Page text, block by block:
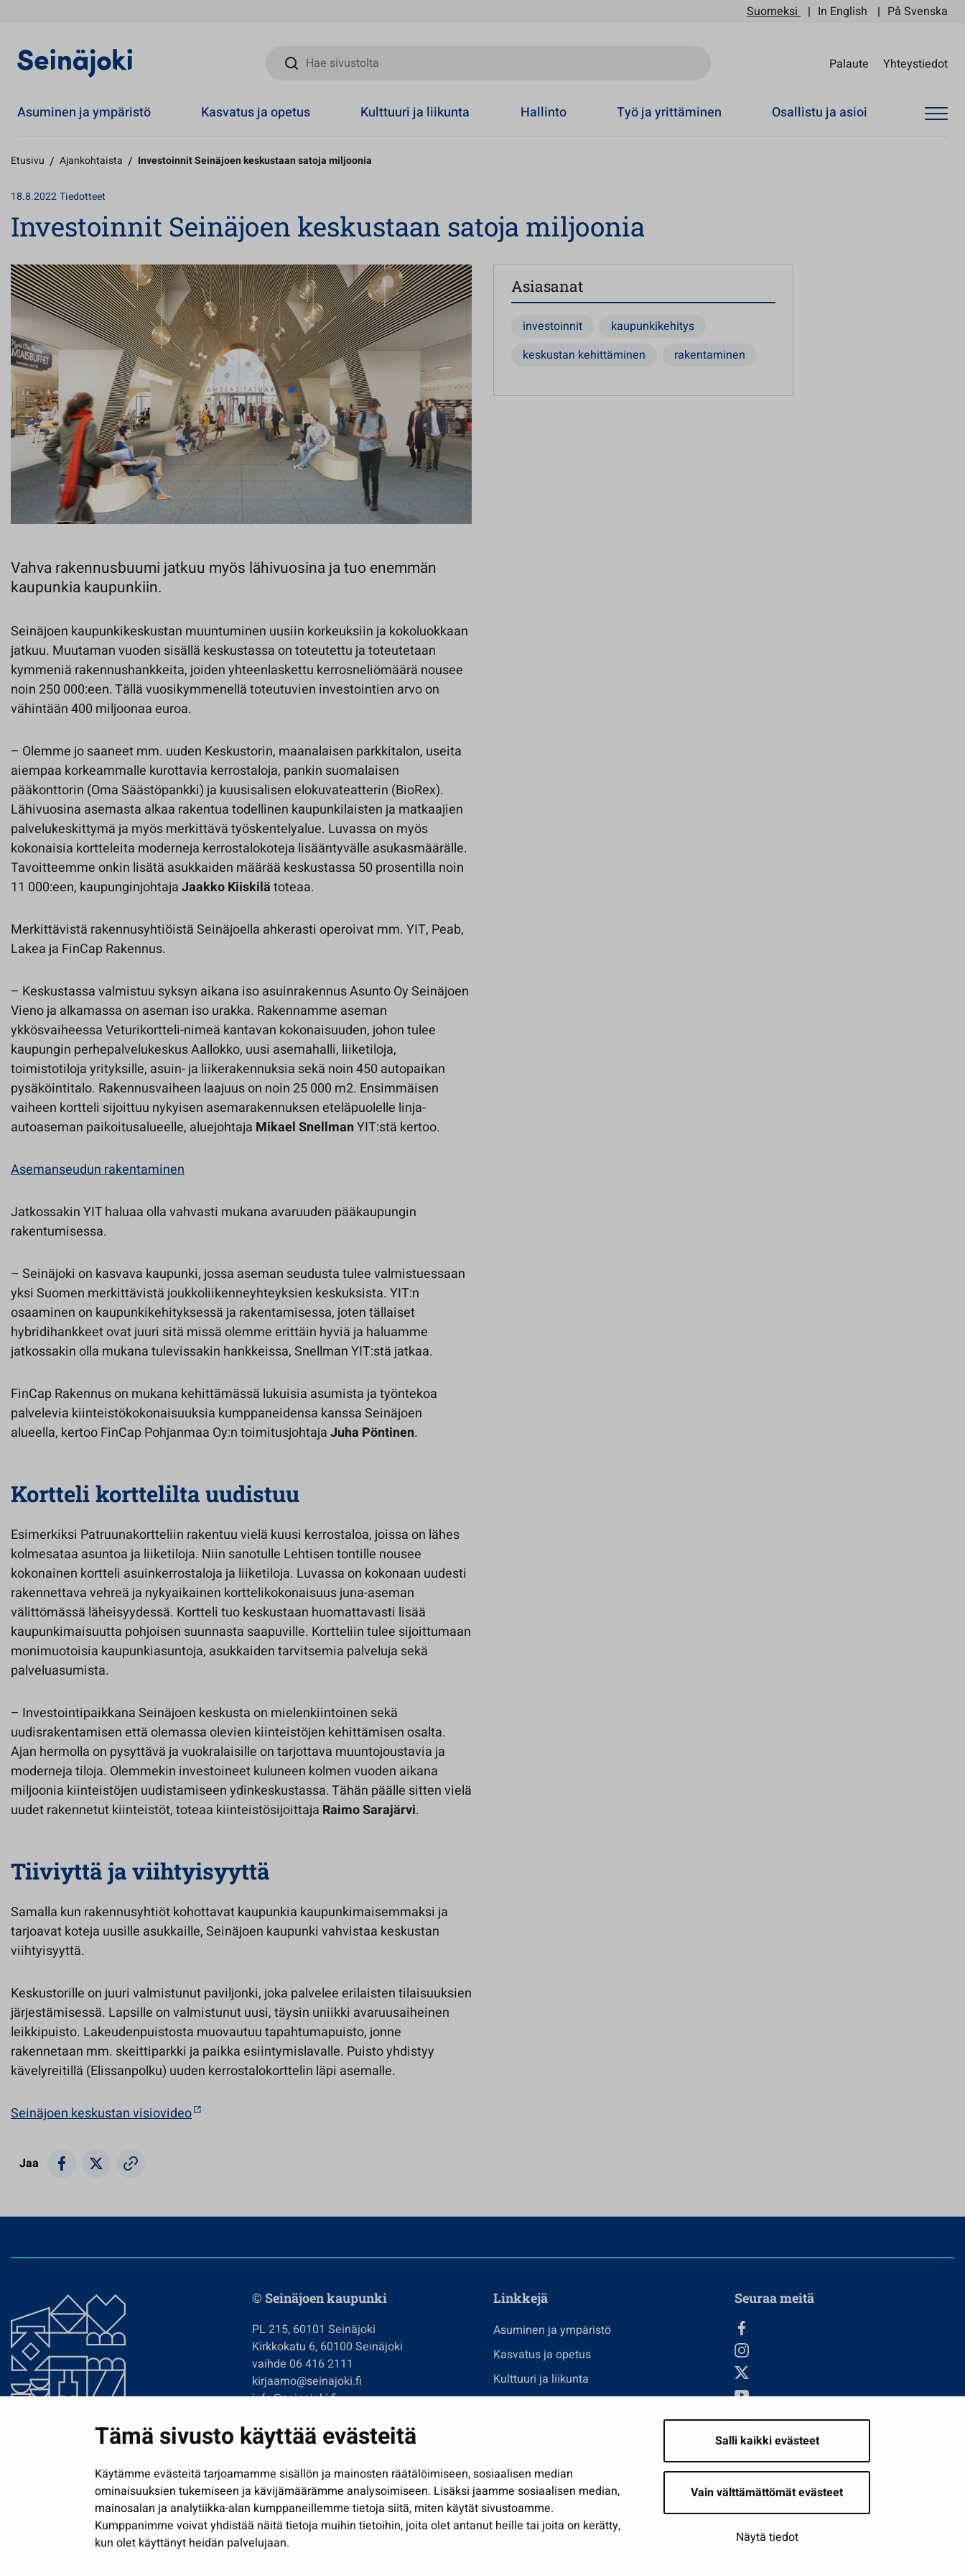
Tämä sivusto käyttää evästeitä
Käytämme evästeitä tarjoamamme sisällön ja mainosten räätälöimiseen, sosiaalisen median
ominaisuuksien tukemiseen ja kävijämäärämme analysoimiseen. Lisäksi jaamme sosiaalisen median,
mainosalan ja analytiikka-alan kumppaneillemme tietoja siitä, miten käytät sivustoamme.
Kumppanimme voivat yhdistää näitä tietoja muihin tietoihin, joita olet antanut heille tai joita on kerätty,
kun olet käyttänyt heidän palvelujaan.
Salli kaikki evästeet
Vain välttämättömät evästeet
Näytä tiedot
Suomeksi In English På Svenska
Hae sivustolta
Palaute Yhteystiedot
Asuminen ja ympäristö Kasvatus ja opetus Kulttuuri ja liikunta Hallinto Työ ja yrittäminen Osallistu ja asioi
Etusivu / Ajankohtaista / Investoinnit Seinäjoen keskustaan satoja miljoonia
18.8.2022Tiedotteet
Investoinnit Seinäjoen keskustaan satoja miljoonia
Vahva rakennusbuumi jatkuu myös lähivuosina ja tuo enemmän
kaupunkia kaupunkiin.
Seinäjoen kaupunkikeskustan muuntuminen uusiin korkeuksiin ja kokoluokkaan
jatkuu. Muutaman vuoden sisällä keskustassa on toteutettu ja toteutetaan
kymmeniä rakennushankkeita, joiden yhteenlaskettu kerrosneliömäärä nousee
noin 250 000:een. Tällä vuosikymmenellä toteutuvien investointien arvo on
vähintään 400 miljoonaa euroa.
– Olemme jo saaneet mm. uuden Keskustorin, maanalaisen parkkitalon, useita
aiempaa korkeammalle kurottavia kerrostaloja, pankin suomalaisen
pääkonttorin (Oma Säästöpankki) ja kuusisalisen elokuvateatterin (BioRex).
Lähivuosina asemasta alkaa rakentua todellinen kaupunkilaisten ja matkaajien
palvelukeskittymä ja myös merkittävä työskentelyalue. Luvassa on myös
kokonaisia kortteleita moderneja kerrostalokoteja lisääntyvälle asukasmäärälle.
Tavoitteemme onkin lisätä asukkaiden määrää keskustassa 50 prosentilla noin
11 000:een, kaupunginjohtajaJaakko Kiiskilätoteaa.
Merkittävistä rakennusyhtiöistä Seinäjoella ahkerasti operoivat mm. YIT, Peab,
Lakea ja FinCap Rakennus.
– Keskustassa valmistuu syksyn aikana iso asuinrakennus Asunto Oy Seinäjoen
Vieno ja alkamassa on aseman iso urakka. Rakennamme aseman
ykkösvaiheessa Veturikortteli-nimeä kantavan kokonaisuuden, johon tulee
kaupungin perhepalvelukeskus Aallokko, uusi asemahalli, liiketiloja,
toimistotiloja yrityksille, asuin- ja liikerakennuksia sekä noin 450 autopaikan
pysäköintitalo. Rakennusvaiheen laajuus on noin 25 000 m2. Ensimmäisen
vaiheen kortteli sijoittuu nykyisen asemarakennuksen eteläpuolelle linja-
autoaseman paikoitusalueelle, aluejohtaja Mikael SnellmanYIT:stä kertoo.
Asemanseudun rakentaminen
Jatkossakin YIT haluaa olla vahvasti mukana avaruuden pääkaupungin
rakentumisessa.
– Seinäjoki on kasvava kaupunki, jossa aseman seudusta tulee valmistuessaan
yksi Suomen merkittävistä joukkoliikenneyhteyksien keskuksista. YIT:n
osaaminen on kaupunkikehityksessä ja rakentamisessa, joten tällaiset
hybridihankkeet ovat juuri sitä missä olemme erittäin hyviä ja haluamme
jatkossakin olla mukana tulevissakin hankkeissa, Snellman YIT:stä jatkaa.
FinCap Rakennus on mukana kehittämässä lukuisia asumista ja työntekoa
palvelevia kiinteistökokonaisuuksia kumppaneidensa kanssa Seinäjoen
alueella, kertoo FinCap Pohjanmaa Oy:n toimitusjohtajaJuha Pöntinen.
Kortteli korttelilta uudistuu
Esimerkiksi Patruunakortteliin rakentuu vielä kuusi kerrostaloa, joissa on lähes
kolmesataa asuntoa ja liiketiloja. Niin sanotulle Lehtisen tontille nousee
kokonainen kortteli asuinkerrostaloja ja liiketiloja. Luvassa on kokonaan uudesti
rakennettava vehreä ja nykyaikainen korttelikokonaisuus juna-aseman
välittömässä läheisyydessä. Kortteli tuo keskustaan huomattavasti lisää
kaupunkimaisuutta pohjoisen suunnasta saapuville. Kortteliin tulee sijoittumaan
monimuotoisia kaupunkiasuntoja, asukkaiden tarvitsemia palveluja sekä
palveluasumista.
– Investointipaikkana Seinäjoen keskusta on mielenkiintoinen sekä
uudisrakentamisen että olemassa olevien kiinteistöjen kehittämisen osalta.
Ajan hermolla on pysyttävä ja vuokralaisille on tarjottava muuntojoustavia ja
moderneja tiloja. Olemmekin investoineet kuluneen kolmen vuoden aikana
miljoonia kiinteistöjen uudistamiseen ydinkeskustassa. Tähän päälle sitten vielä
uudet rakennetut kiinteistöt, toteaa kiinteistösijoittaja Raimo Sarajärvi.
Tiiviyttä ja viihtyisyyttä
Samalla kun rakennusyhtiöt kohottavat kaupunkia kaupunkimaisemmaksi ja
tarjoavat koteja uusille asukkaille, Seinäjoen kaupunki vahvistaa keskustan
viihtyisyyttä.
Keskustorille on juuri valmistunut paviljonki, joka palvelee erilaisten tilaisuuksien
järjestämisessä. Lapsille on valmistunut uusi, täysin uniikki avaruusaiheinen
leikkipuisto. Lakeudenpuistosta muovautuu tapahtumapuisto, jonne
rakennetaan mm. skeittiparkki ja paikka esiintymislavalle. Puisto yhdistyy
kävelyreitillä (Elissanpolku) uuden kerrostalokorttelin läpi asemalle.
Seinäjoen keskustan visiovideo
Jaa
Asiasanat
investoinnit
kaupunkikehitys
keskustan kehittäminen
rakentaminen
© Seinäjoen kaupunki
PL 215, 60101 Seinäjoki
Kirkkokatu 6, 60100 Seinäjoki
vaihde 06 416 2111
kirjaamo@seinajoki.fi
info@seinajoki.fi
Tilaa uutiskirje
Linkkejä
Asuminen ja ympäristö
Kasvatus ja opetus
Kulttuuri ja liikunta
Näytä omat evästeasetukseni
Seuraa meitä